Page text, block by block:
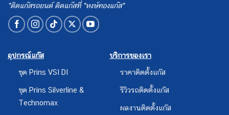
"ติดแก๊สรถยนต์ ติดแก๊สที่ "หงษ์ทองแก๊ส"
อุปกรณ์แก๊ส
ชุด Prins VSI DI
ชุด Prins Silverline &
Technomax
บริการของเรา
ราคาติดตั้งแก๊ส
รีวิวรถติดตั้งแก๊ส
ผลงานติดตั้งแก๊ส